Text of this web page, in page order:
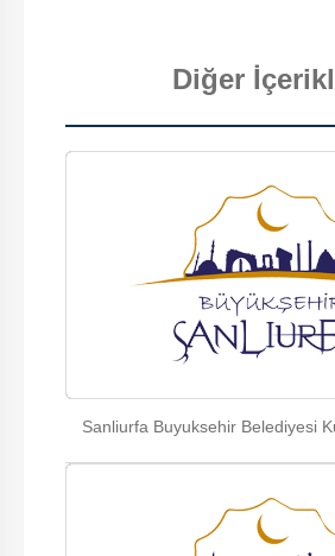
Diğer
Sanliurfa Buyuksehir Belediyesi